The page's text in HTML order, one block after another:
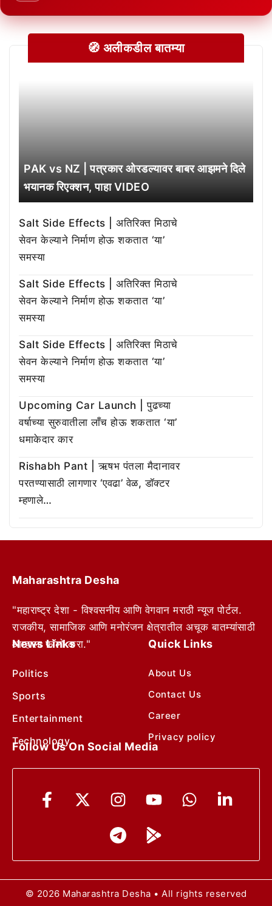
🧭 अलीकडील बातम्या
PAK vs NZ | पत्रकार ओरडल्यावर बाबर आझमने दिले
भयानक रिएक्शन, पाहा VIDEO
Salt Side Effects | अतिरिक्त मिठाचे
सेवन केल्याने निर्माण होऊ शकतात ‘या’
समस्या
Salt Side Effects | अतिरिक्त मिठाचे
सेवन केल्याने निर्माण होऊ शकतात ‘या’
समस्या
Salt Side Effects | अतिरिक्त मिठाचे
सेवन केल्याने निर्माण होऊ शकतात ‘या’
समस्या
Upcoming Car Launch | पुढच्या
वर्षाच्या सुरुवातीला लाँच होऊ शकतात ‘या’
धमाकेदार कार
Rishabh Pant | ऋषभ पंतला मैदानावर
परतण्यासाठी लागणार ‘एवढा’ वेळ, डॉक्टर
म्हणाले…
Maharashtra Desha
"महाराष्ट्र देशा - विश्वसनीय आणि वेगवान मराठी न्यूज पोर्टल.
राजकीय, सामाजिक आणि मनोरंजन क्षेत्रातील अचूक बातम्यांसाठी
आम्हाला फॉलो करा."
News Links
Politics
Sports
Entertainment
Technology
Quick Links
About Us
Contact Us
Career
Privacy policy
Follow Us On Social Media
© 2026 Maharashtra Desha • All rights reserved